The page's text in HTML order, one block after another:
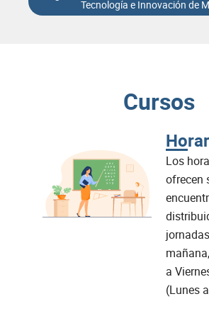
Tecnología e Innovación de
Cursos
Los
ofrecen
a
(Lunes